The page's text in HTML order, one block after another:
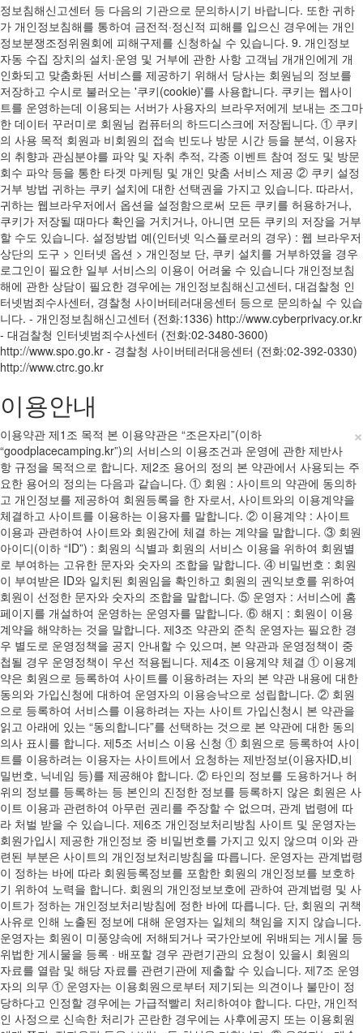
정보침해신고센터 등 다음의 기관으로 문의하시기 바랍니다. 또한 귀하
가 개인정보침해를 통하여 금전적·정신적 피해를 입으신 경우에는 개인
정보분쟁조정위원회에 피해구제를 신청하실 수 있습니다. 9. 개인정보
자동 수집 장치의 설치·운영 및 거부에 관한 사항 고객님 개개인에게 개
인화되고 맞춤화된 서비스를 제공하기 위해서 당사는 회원님의 정보를
저장하고 수시로 불러오는 '쿠키(cookie)'를 사용합니다. 쿠키는 웹사이
트를 운영하는데 이용되는 서버가 사용자의 브라우저에게 보내는 조그마
한 데이터 꾸러미로 회원님 컴퓨터의 하드디스크에 저장됩니다. ① 쿠키
의 사용 목적 회원과 비회원의 접속 빈도나 방문 시간 등을 분석, 이용자
의 취향과 관심분야를 파악 및 자취 추적, 각종 이벤트 참여 정도 및 방문
회수 파악 등을 통한 타겟 마케팅 및 개인 맞춤 서비스 제공 ② 쿠키 설정
거부 방법 귀하는 쿠키 설치에 대한 선택권을 가지고 있습니다. 따라서,
귀하는 웹브라우저에서 옵션을 설정함으로써 모든 쿠키를 허용하거나,
쿠키가 저장될 때마다 확인을 거치거나, 아니면 모든 쿠키의 저장을 거부
할 수도 있습니다. 설정방법 예(인터넷 익스플로러의 경우) : 웹 브라우저
상단의 도구 > 인터넷 옵션 > 개인정보 단, 쿠키 설치를 거부하였을 경우
로그인이 필요한 일부 서비스의 이용이 어려울 수 있습니다 개인정보침
해에 관한 상담이 필요한 경우에는 개인정보침해신고센터, 대검찰청 인
터넷범죄수사센터, 경찰청 사이버테러대응센터 등으로 문의하실 수 있습
니다. - 개인정보침해신고센터 (전화:1336) http://www.cyberprivacy.or.kr
- 대검찰청 인터넷범죄수사센터 (전화:02-3480-3600)
http://www.spo.go.kr - 경찰청 사이버테러대응센터 (전화:02-392-0330)
http://www.ctrc.go.kr
이용안내
×
이용약관 제1조 목적 본 이용약관은 “조은자리”(이하
“goodplacecamping.kr”)의 서비스의 이용조건과 운영에 관한 제반사
항 규정을 목적으로 합니다. 제2조 용어의 정의 본 약관에서 사용되는 주
요한 용어의 정의는 다음과 같습니다. ① 회원 : 사이트의 약관에 동의하
고 개인정보를 제공하여 회원등록을 한 자로서, 사이트와의 이용계약을
체결하고 사이트를 이용하는 이용자를 말합니다. ② 이용계약 : 사이트
이용과 관련하여 사이트와 회원간에 체결 하는 계약을 말합니다. ③ 회원
아이디(이하 “ID”) : 회원의 식별과 회원의 서비스 이용을 위하여 회원별
로 부여하는 고유한 문자와 숫자의 조합을 말합니다. ④ 비밀번호 : 회원
이 부여받은 ID와 일치된 회원임을 확인하고 회원의 권익보호를 위하여
회원이 선정한 문자와 숫자의 조합을 말합니다. ⑤ 운영자 : 서비스에 홈
페이지를 개설하여 운영하는 운영자를 말합니다. ⑥ 해지 : 회원이 이용
계약을 해약하는 것을 말합니다. 제3조 약관외 준칙 운영자는 필요한 경
우 별도로 운영정책을 공지 안내할 수 있으며, 본 약관과 운영정책이 중
첩될 경우 운영정책이 우선 적용됩니다. 제4조 이용계약 체결 ① 이용계
약은 회원으로 등록하여 사이트를 이용하려는 자의 본 약관 내용에 대한
동의와 가입신청에 대하여 운영자의 이용승낙으로 성립합니다. ② 회원
으로 등록하여 서비스를 이용하려는 자는 사이트 가입신청시 본 약관을
읽고 아래에 있는 “동의합니다”를 선택하는 것으로 본 약관에 대한 동의
의사 표시를 합니다. 제5조 서비스 이용 신청 ① 회원으로 등록하여 사이
트를 이용하려는 이용자는 사이트에서 요청하는 제반정보(이용자ID,비
밀번호, 닉네임 등)를 제공해야 합니다. ② 타인의 정보를 도용하거나 허
위의 정보를 등록하는 등 본인의 진정한 정보를 등록하지 않은 회원은 사
이트 이용과 관련하여 아무런 권리를 주장할 수 없으며, 관계 법령에 따
라 처벌 받을 수 있습니다. 제6조 개인정보처리방침 사이트 및 운영자는
회원가입시 제공한 개인정보 중 비밀번호를 가지고 있지 않으며 이와 관
련된 부분은 사이트의 개인정보처리방침을 따릅니다. 운영자는 관계법령
이 정하는 바에 따라 회원등록정보를 포함한 회원의 개인정보를 보호하
기 위하여 노력을 합니다. 회원의 개인정보보호에 관하여 관계법령 및 사
이트가 정하는 개인정보처리방침에 정한 바에 따릅니다. 단, 회원의 귀책
사유로 인해 노출된 정보에 대해 운영자는 일체의 책임을 지지 않습니다.
운영자는 회원이 미풍양속에 저해되거나 국가안보에 위배되는 게시물 등
위법한 게시물을 등록 · 배포할 경우 관련기관의 요청이 있을시 회원의
자료를 열람 및 해당 자료를 관련기관에 제출할 수 있습니다. 제7조 운영
자의 의무 ① 운영자는 이용회원으로부터 제기되는 의견이나 불만이 정
당하다고 인정할 경우에는 가급적빨리 처리하여야 합니다. 다만, 개인적
인 사정으로 신속한 처리가 곤란한 경우에는 사후에공지 또는 이용회원